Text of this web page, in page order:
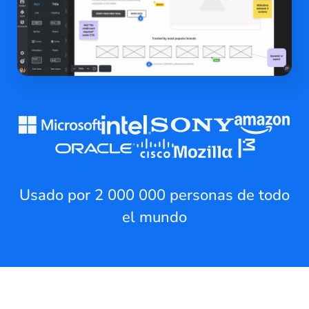
Usado por 2 000 000 personas de todo
el mundo